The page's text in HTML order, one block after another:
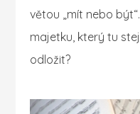
větou „mít nebo
majetku, který tu
odložit?